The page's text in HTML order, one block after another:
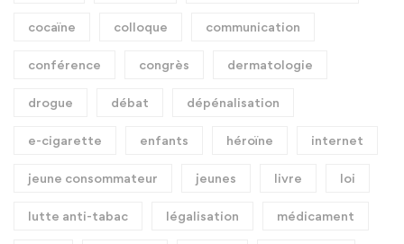
cocaïne colloque communication
conférence congrès dermatologie
drogue débat dépénalisation
e-cigarette enfants héroïne internet
jeune consommateur jeunes livre loi
lutte anti-tabac légalisation médicament